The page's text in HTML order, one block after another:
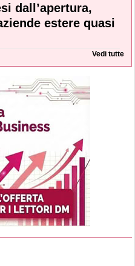
dall’apertura,
estere quasi
Vedi tutte